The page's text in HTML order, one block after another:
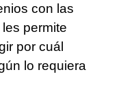
con las
permite
por cuál
lo requiera